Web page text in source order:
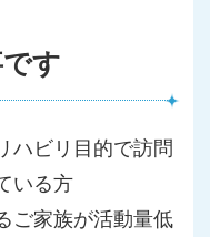
す
ハビリ目的で訪問
いる方
ご家族が活動量低